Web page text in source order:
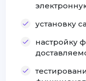
установку
настройку